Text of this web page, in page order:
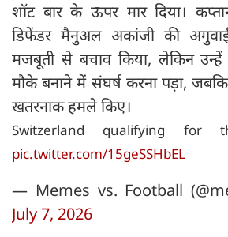
शॉट बार के ऊपर मार दिया।
डिफेंडर मैनुअल अकांजी की
मजबूती से बचाव किया, लेकिन
मौके बनाने में संघर्ष करना पड़ा,
खतरनाक हमले किए।
Switzerland qualifying for
pic.twitter.com/15geSSHbEL
— Memes vs. Football
July 7, 2026